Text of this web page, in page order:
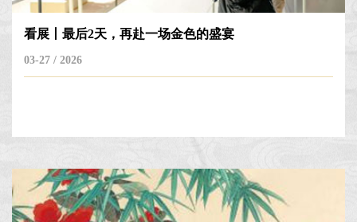
看展丨最后2天，再赴一场金色的盛宴
03-27 / 2026